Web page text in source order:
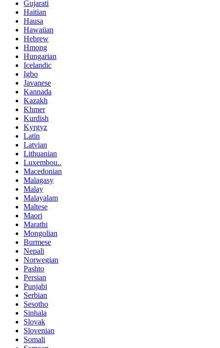
Gujarati
Haitian
Hausa
Hawaiian
Hebrew
Hmong
Hungarian
Icelandic
Igbo
Javanese
Kannada
Kazakh
Khmer
Kurdish
Kyrgyz
Latin
Latvian
Lithuanian
Luxembou..
Macedonian
Malagasy
Malay
Malayalam
Maltese
Maori
Marathi
Mongolian
Burmese
Nepali
Norwegian
Pashto
Persian
Punjabi
Serbian
Sesotho
Sinhala
Slovak
Slovenian
Somali